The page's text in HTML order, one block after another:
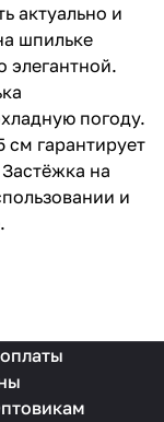
актуально и
шпильке
элегантной.
погоду.
гарантирует
на
и